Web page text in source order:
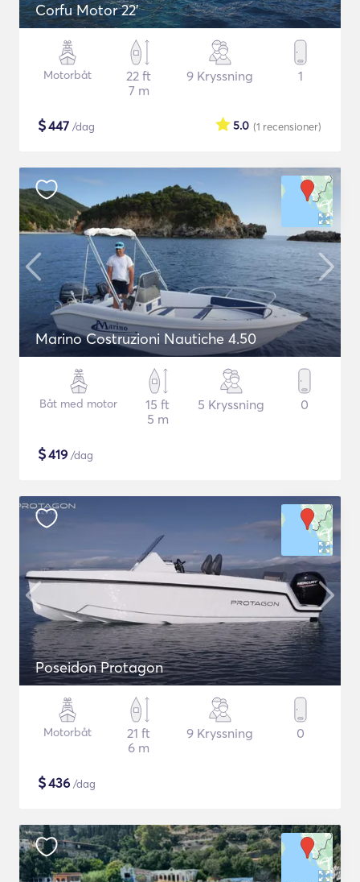
Corfu Motor 22'
Motorbåt
22 ft
7 m
9 Kryssning 1
$447 /dag (1 recensioner)
5.0
Marino Costruzioni Nautiche 4.50
Båt med motor
15 ft
5 m
5 Kryssning 0
$419 /dag
Poseidon Protagon
Motorbåt
21 ft
6 m
9 Kryssning 0
$436 /dag